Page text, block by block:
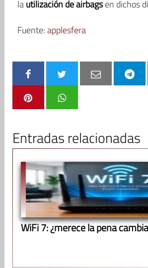
lautilización de airbagsen dichos
Fuente:applesfera
Entradas relacionadas
WiFi 7: ¿merece la pena